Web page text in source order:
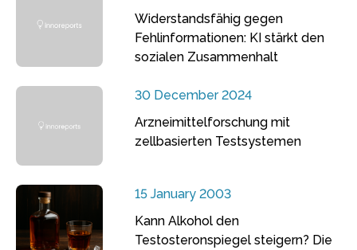
Widerstandsfähig gegen
Fehlinformationen: KI stärkt den
sozialen Zusammenhalt
30 December 2024
Arzneimittelforschung mit
zellbasierten Testsystemen
15 January 2003
Kann Alkohol den
Testosteronspiegel steigern? Die